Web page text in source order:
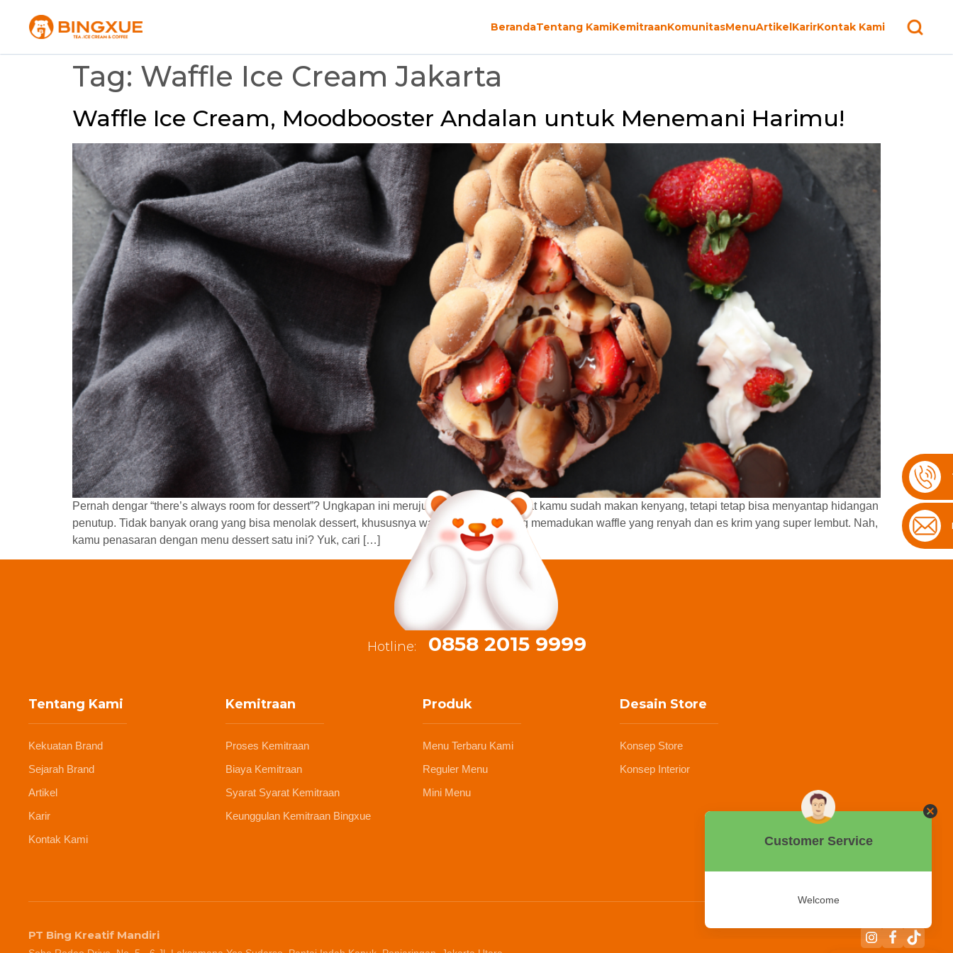
BerandaTentang KamiKemitraanKomunitasMenuArtikelKarirKontak Kami
Tag: Waffle Ice Cream Jakarta
Waffle Ice Cream, Moodbooster Andalan untuk Menemani Harimu!
Pernah dengar “there’s always room for dessert”? Ungkapan ini merujuk kepada kondisi saat kamu sudah makan kenyang, tetapi tetap bisa menyantap hidangan
penutup. Tidak banyak orang yang bisa menolak dessert, khususnya waffle ice cream yang memadukan waffle yang renyah dan es krim yang super lembut. Nah,
kamu penasaran dengan menu dessert satu ini? Yuk, cari […]
Hotline: 0858 2015 9999
Tentang Kami
Kekuatan Brand
Sejarah Brand
Artikel
Karir
Kontak Kami
Kemitraan
Proses Kemitraan
Biaya Kemitraan
Syarat Syarat Kemitraan
Keunggulan Kemitraan Bingxue
Produk
Menu Terbaru Kami
Reguler Menu
Mini Menu
Desain Store
Konsep Store
Konsep Interior
PT Bing Kreatif Mandiri